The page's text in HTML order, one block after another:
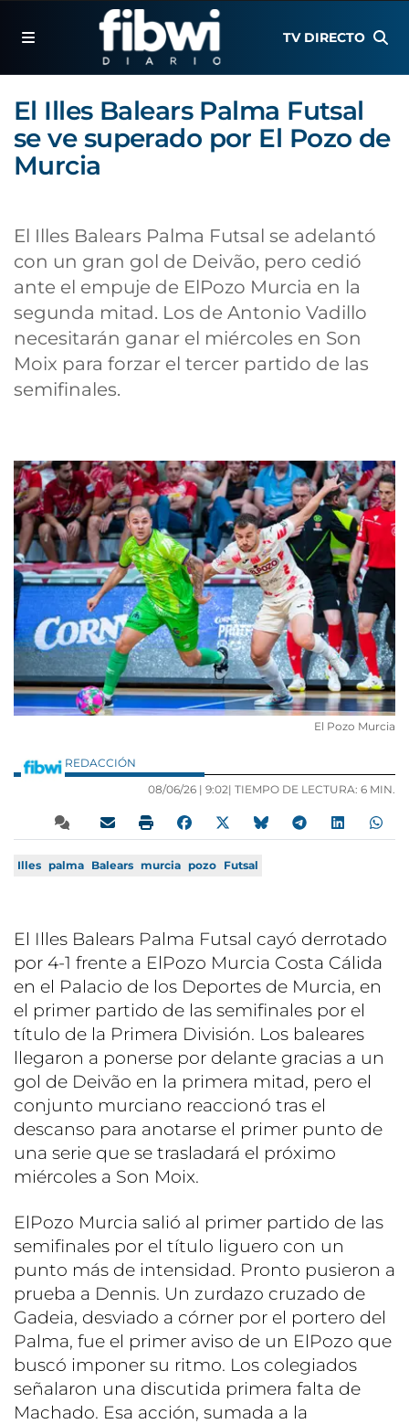
TV DIRECTO
El Illes Balears Palma Futsal
se ve superado por El Pozo de
Murcia
El Illes Balears Palma Futsal se adelantó
con un gran gol de Deivão, pero cedió
ante el empuje de ElPozo Murcia en la
segunda mitad. Los de Antonio Vadillo
necesitarán ganar el miércoles en Son
Moix para forzar el tercer partido de las
semifinales.
El Pozo Murcia
REDACCIÓN
08/06/26 | 9:02| TIEMPO DE LECTURA: 6 MIN.
Illes palma Balears murcia pozo Futsal
El Illes Balears Palma Futsal cayó derrotado
por 4-1 frente a ElPozo Murcia Costa Cálida
en el Palacio de los Deportes de Murcia, en
el primer partido de las semifinales por el
título de la Primera División. Los baleares
llegaron a ponerse por delante gracias a un
gol de Deivão en la primera mitad, pero el
conjunto murciano reaccionó tras el
descanso para anotarse el primer punto de
una serie que se trasladará el próximo
miércoles a Son Moix.
ElPozo Murcia salió al primer partido de las
semifinales por el título liguero con un
punto más de intensidad. Pronto pusieron a
prueba a Dennis. Un zurdazo cruzado de
Gadeia, desviado a córner por el portero del
Palma, fue el primer aviso de un ElPozo que
buscó imponer su ritmo. Los colegiados
señalaron una discutida primera falta de
Machado. Esa acción, sumada a la